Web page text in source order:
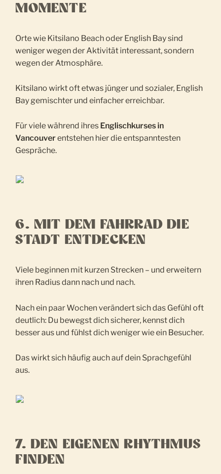
MOMENTE
Orte wie Kitsilano Beach oder English Bay sind
weniger wegen der Aktivität interessant, sondern
wegen der Atmosphäre.
Kitsilano wirkt oft etwas jünger und sozialer, English
Bay gemischter und einfacher erreichbar.
Für viele während ihres Englischkurses in
Vancouverentstehen hier die entspanntesten
Gespräche.
6. MIT DEM FAHRRAD DIE
STADT ENTDECKEN
Viele beginnen mit kurzen Strecken – und erweitern
ihren Radius dann nach und nach.
Nach ein paar Wochen verändert sich das Gefühl oft
deutlich: Du bewegst dich sicherer, kennst dich
besser aus und fühlst dich weniger wie ein Besucher.
Das wirkt sich häufig auch auf dein Sprachgefühl
aus.
7. DEN EIGENEN RHYTHMUS
FINDEN